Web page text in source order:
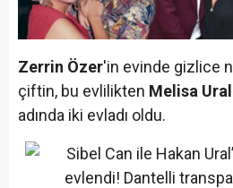
Zerrin Özer'in evinde gizlice
çiftin, bu evlilikten Melisa
adında iki evladı oldu.